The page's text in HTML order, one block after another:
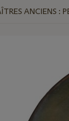
ANCIENS :